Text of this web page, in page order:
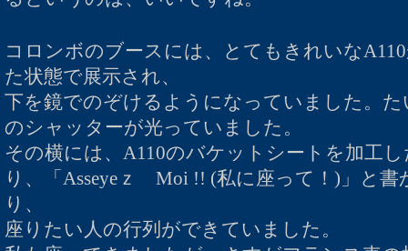
コロンボのブースには、とてもきれいな
た状態で展示され、
下を鏡でのぞけるようになっていました。
のシャッターが光っていました。
その横には、A110のバケットシートを加工
り、「Asseyeｚ Moi !! (私に座って！) 」と
り、
座りたい人の行列ができていました。